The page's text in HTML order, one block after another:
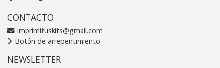
CONTACTO
imprimituskits@gmail.com
Botón de arrepentimiento
NEWSLETTER